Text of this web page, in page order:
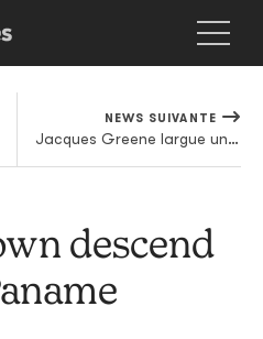
NEWS SUIVANTE
Jacques Greene largue un chouette EP sur le label de Martyn
descend